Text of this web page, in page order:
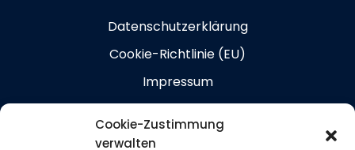
Cookie-Zustimmung
verwalten
Datenschutzerklärung
Cookie-Richtlinie (EU)
Impressum
Kontakt